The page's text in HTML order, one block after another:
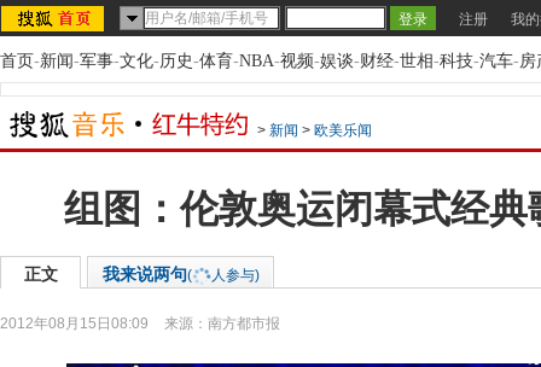
注册 我
首页-新闻-军事-文化-历史-体育-NBA-视频-娱谈-财经-世相-科技-汽车-房
> 新闻 > 欧美乐闻
组图：伦敦奥运闭幕式经典
正文 我来说两句( 人参与)
2012年08月15日08:09 来源： 南方都市报